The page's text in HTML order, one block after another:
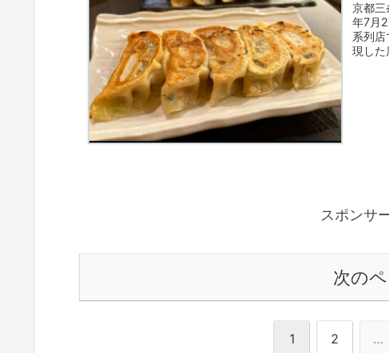
京都三
年7月
系列
現した
スポンサ
次の
1 2 …